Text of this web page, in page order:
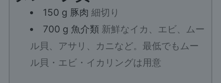
150 g 豚肉 細切り
700 g 魚介類 新鮮なイカ、エビ、ムー
ル貝、アサリ、カニなど。最低でもムー
ル貝・エビ・イカリングは用意